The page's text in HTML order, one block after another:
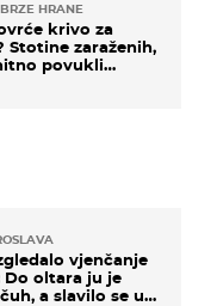
HRANE
krivo za
Stotine zaraženih,
povukli
vjenčanje
Do oltara ju je
a slavilo se uz